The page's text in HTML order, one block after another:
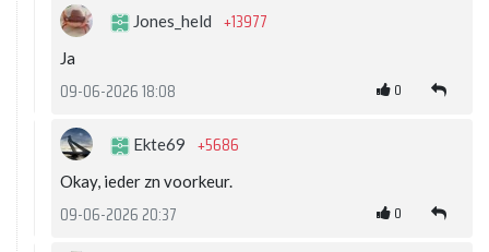
Jones_held +13977
Ja
09-06-2026 18:08 0
Ekte69 +5686
Okay, ieder zn voorkeur.
09-06-2026 20:37 0